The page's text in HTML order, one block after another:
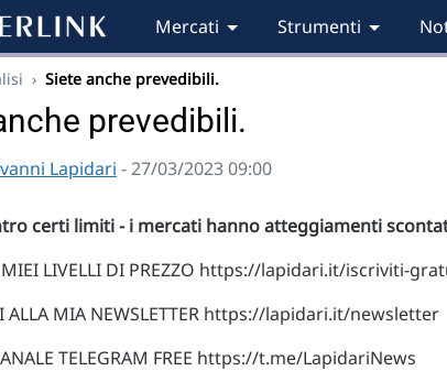
Mercati Strumenti
› Siete anche prevedibili.
prevedibili.
Lapidari - 27/03/2023 09:00
certi limiti - i mercati hanno atteggiamenti
MIEI LIVELLI DI PREZZO https://lapidari.it/iscriviti-
ALLA MIA NEWSLETTER https://lapidari.it/newsletter
TELEGRAM FREE https://t.me/LapidariNews